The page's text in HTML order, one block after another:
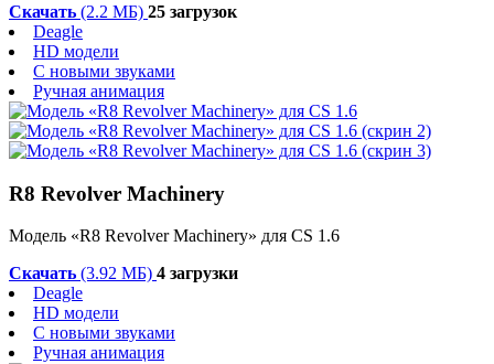
Скачать (2.2 МБ) 25 загрузок
Deagle
HD модели
С новыми звуками
Ручная анимация
R8 Revolver Machinery
Модель «R8 Revolver Machinery» для CS 1.6
Скачать (3.92 МБ) 4 загрузки
Deagle
HD модели
С новыми звуками
Ручная анимация